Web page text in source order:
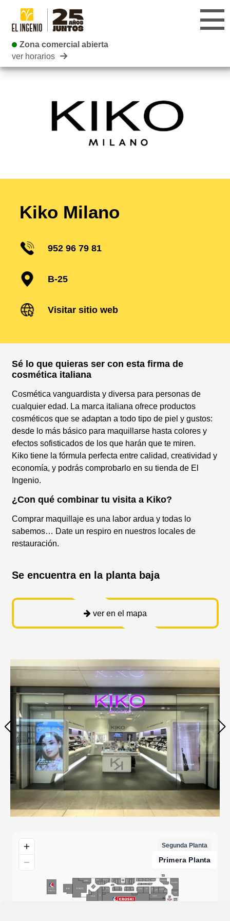
Zona comercial abierta
TIENDAS
INFANTIL
RESTAURANTES
Zona comercial abierta
ver horarios
Kiko Milano
952 96 79 81
B-25
Visitar sitio web
Sé lo que quieras ser con esta firma de
cosmética italiana
Cosmética vanguardista y diversa para personas de
cualquier edad. La marca italiana ofrece productos
cosméticos que se adaptan a todo tipo de piel y gustos:
desde lo más básico para maquillarse hasta colores y
efectos sofisticados de los que harán que te miren.
Kiko tiene la fórmula perfecta entre calidad, creatividad y
economía, y podrás comprobarlo en su tienda de El
Ingenio.
¿Con qué combinar tu visita a Kiko?
Comprar maquillaje es una labor ardua y todas lo
sabemos… Date un respiro en nuestros locales de
restauración.
Se encuentra en la planta baja
ver en el mapa